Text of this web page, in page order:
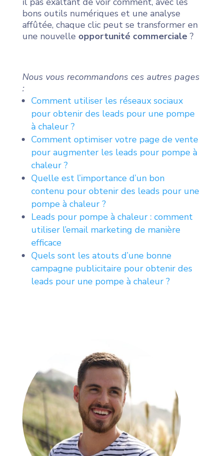
bons outils numériques et une analyse
affûtée, chaque clic peut se transformer en
une nouvelle opportunité commerciale?
Nous vous recommandons ces autres pages
:
Comment utiliser les réseaux sociaux
pour obtenir des leads pour une pompe
à chaleur ?
Comment optimiser votre page de vente
pour augmenter les leads pour pompe à
chaleur ?
Quelle est l’importance d’un bon
contenu pour obtenir des leads pour une
pompe à chaleur ?
Leads pour pompe à chaleur : comment
utiliser l’email marketing de manière
efficace
Quels sont les atouts d’une bonne
campagne publicitaire pour obtenir des
leads pour une pompe à chaleur ?